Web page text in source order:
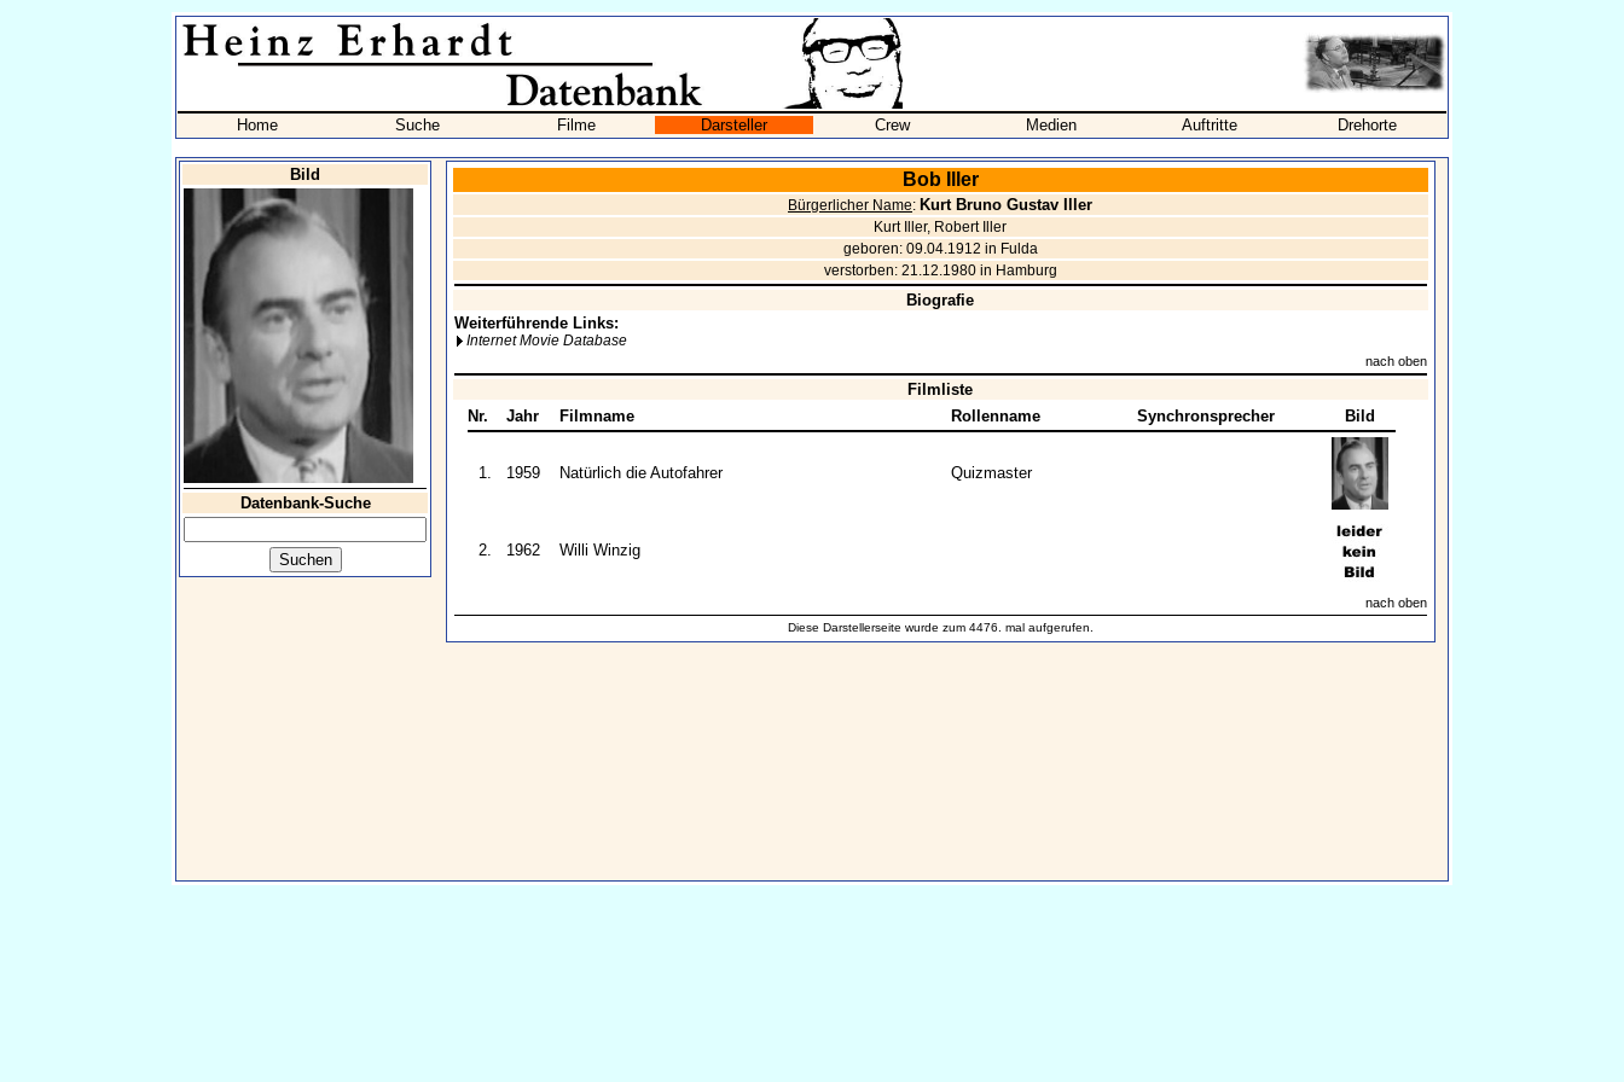
Home Suche Filme Darsteller Crew Medien Auftritte Drehorte
Bild
Datenbank-Suche
Bob Iller
Bürgerlicher Name: Kurt Bruno Gustav Iller
Kurt Iller, Robert Iller
geboren: 09.04.1912 in Fulda
verstorben: 21.12.1980 in Hamburg
Biografie
Weiterführende Links:
Internet Movie Database
nach oben
Filmliste
Nr.
Jahr Filmname Rollenname Synchronsprecher Bild
1. 1959 Natürlich die Autofahrer Quizmaster
2. 1962 Willi Winzig
nach oben
Diese Darstellerseite wurde zum 4476. mal aufgerufen.